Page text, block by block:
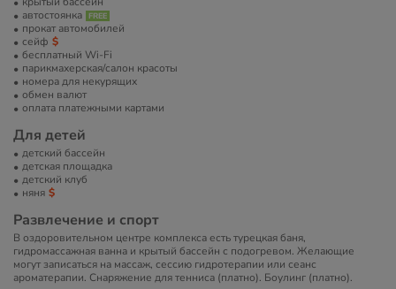
автостоянка
прокат автомобилей
сейф
бесплатный Wi-Fi
парикмахерская/салон красоты
номера для некурящих
обмен валют
оплата платежными картами
Для детей
детский бассейн
детская площадка
детский клуб
няня
Развлечение и спорт
В оздоровительном центре комплекса есть турецкая баня,
гидромассажная ванна и крытый бассейн с подогревом. Желающие
могут записаться на массаж, сессию гидротерапии или сеанс
ароматерапии. Снаряжение для тенниса (платно). Боулинг (платно).